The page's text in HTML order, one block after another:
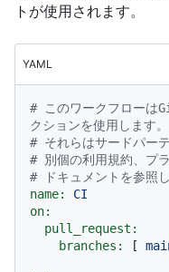
トが使用されます。
YAML
# このワークフローは
クションを使用します。
# それらはサードパー
# 別個の利用規約、プ
# ドキュメントを参照し
name:
CI
on:
pull_request:
branches:
[